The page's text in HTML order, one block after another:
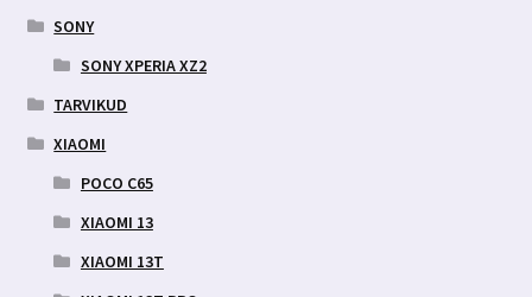
SONY
SONY XPERIA XZ2
TARVIKUD
XIAOMI
POCO C65
XIAOMI 13
XIAOMI 13T